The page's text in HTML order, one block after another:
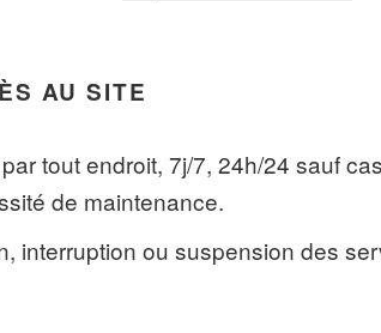
AU SITE
tout endroit, 7j/7, 24h/24 sauf
de maintenance.
interruption ou suspension des